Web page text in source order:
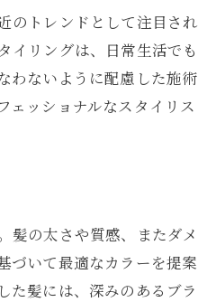
ー
トレンドとして注目さ
リングは、日常生活で
ないように配慮した施
ッショナルなスタイリ
の太さや質感、またダメ
いて最適なカラーを提
髪には、深みのあるブ